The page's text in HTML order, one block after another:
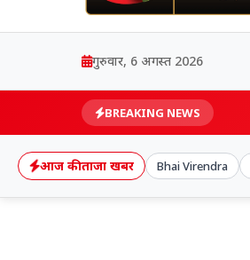
गुरुवार, 6 अगस्त 2026
BREAKING NEWS
आज की ताजा खबर Bhai Virendra